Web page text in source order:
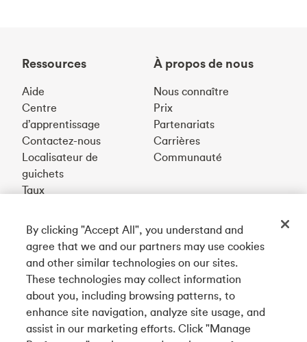
Ressources
Aide
Centre
d’apprentissage
Contactez-nous
Localisateur de
guichets
Taux
À propos de nous
Nous connaître
Prix
Partenariats
Carrières
Communauté
Téléchargez notre appli
Connectez-vous avec nous
By clicking "Accept All", you understand and
agree that we and our partners may use cookies
and other similar technologies on our sites.
These technologies may collect information
about you, including browsing patterns, to
enhance site navigation, analyze site usage, and
assist in our marketing efforts. Click "Manage